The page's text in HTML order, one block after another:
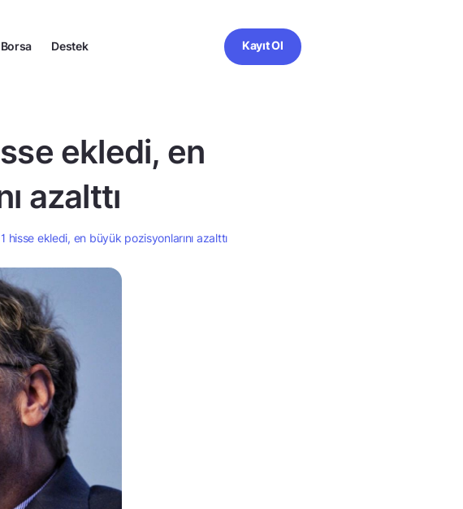
Borsa Destek Kayıt Ol
ekledi, en
azalttı
hisse ekledi, en büyük pozisyonlarını azalttı